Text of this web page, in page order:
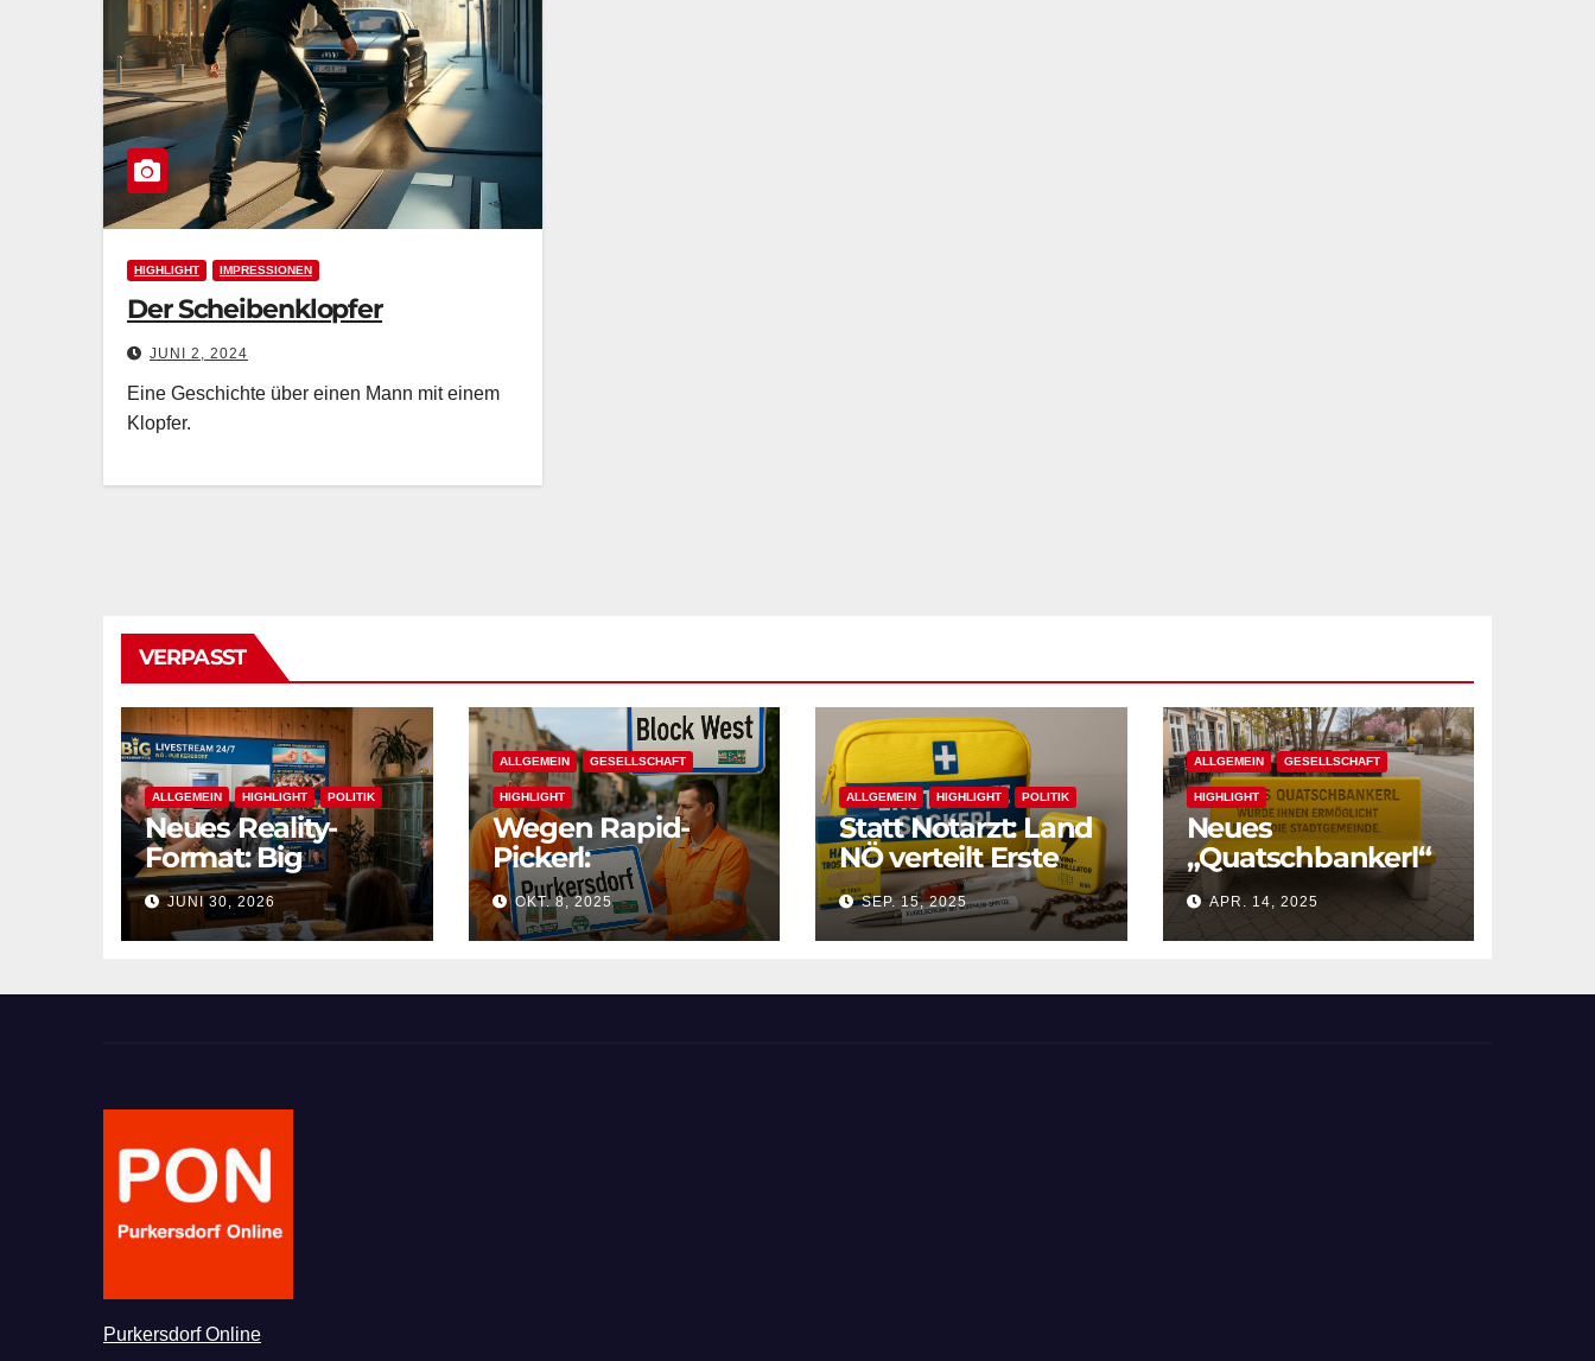
HIGHLIGHT IMPRESSIONEN
Der Scheibenklopfer
JUNI 2, 2024
Eine Geschichte über einen Mann mit einem
Klopfer.
VERPASST
ALLGEMEIN HIGHLIGHT POLITIK
Neues Reality-
Format: Big
BürgermeisterIn
JUNI 30, 2026
ALLGEMEIN GESELLSCHAFT
HIGHLIGHT
Wegen Rapid-
Pickerl:
Purkersdorf heißt
nun „Block West“
OKT. 8, 2025
ALLGEMEIN HIGHLIGHT POLITIK
Statt Notarzt: Land
NÖ verteilt Erste
Hilfe-Sackerl
SEP. 15, 2025
ALLGEMEIN GESELLSCHAFT
HIGHLIGHT
Neues
„Quatschbankerl“
am Hauptplatz
enthüllt
APR. 14, 2025
Purkersdorf Online